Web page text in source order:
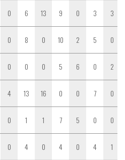
0 6 13 9 0 3 3
0 8 0 10 2 5 0
0 0 0 5 6 0 2
4 13 16 0 0 7 0
0 1 1 7 5 0 0
0 4 0 4 0 4 1